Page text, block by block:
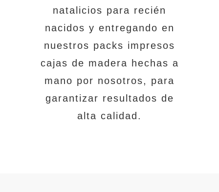
natalicios para recién
nacidos y entregando en
nuestros packs impresos
cajas de madera hechas a
mano por nosotros, para
garantizar resultados de
alta calidad.